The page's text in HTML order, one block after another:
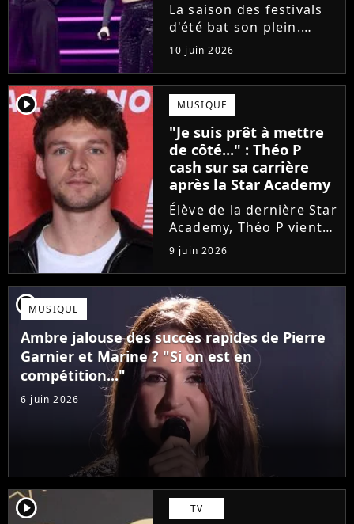
La saison des festivals
d'été bat son plein.
Avant sa venue à
Solidays ou aux
Francofolies, cette
chanteuse phare de la
pop francophone fait
une annonce de taille :
une fois sa tournée...
10 juin 2026
player2 MUSIQUE
"Je suis prêt à mettre
de côté..." : Théo P
cash sur sa carrière
après la Star Academy
Élève de la dernière Star
Academy, Théo P vient
de sortir son premier
single Garçon solide. En
interview, l'ancien
candidat se livre à
coeur ouvert sur
l'avenir incertain dans
le milieu...
9 juin 2026
player2MUSIQUE
Ambre jalouse des succès rapides de Pierre
Garnier et Marine ? "Si on est en
compétition..."
6 juin 2026
player2 TV